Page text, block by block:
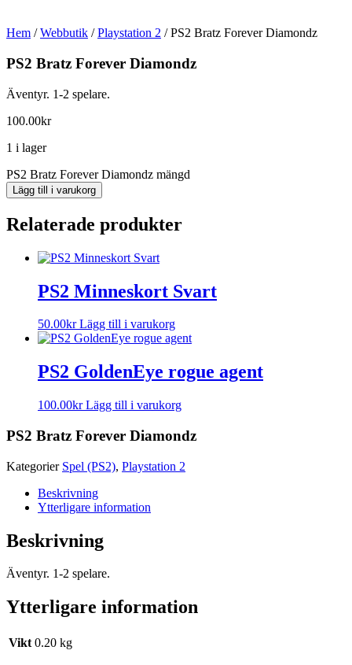
Hem /Webbutik /Playstation 2 / PS2 Bratz Forever Diamondz
PS2 Bratz Forever Diamondz
Äventyr. 1-2 spelare.
100.00kr
1 i lager
PS2 Bratz Forever Diamondz mängd
Lägg till i varukorg
Relaterade produkter
PS2 Minneskort Svart
50.00kr Lägg till i varukorg
PS2 GoldenEye rogue agent
100.00kr Lägg till i varukorg
PS2 Bratz Forever Diamondz
Kategorier Spel (PS2), Playstation 2
Beskrivning
Ytterligare information
Beskrivning
Äventyr. 1-2 spelare.
Ytterligare information
Vikt 0.20 kg